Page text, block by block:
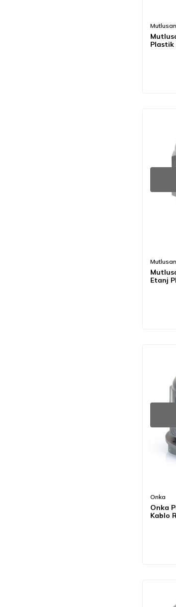
Mutlusan
Plastik
Mutlusan
Etanj
Onka
Onka
Kablo